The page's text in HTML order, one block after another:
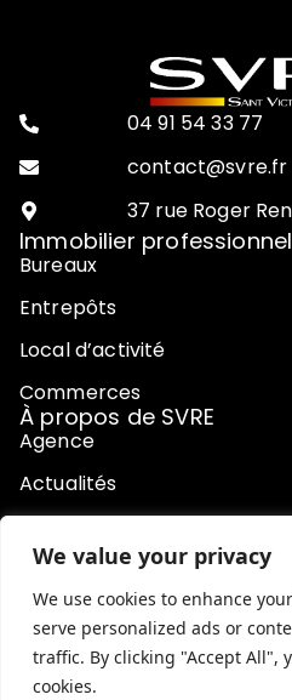
We value your privacy
We use cookies to enhance
serve personalized ads or
traffic. By clicking "Accept All",
cookies.
04 91 54 33 77
contact@svre.fr
37 rue Roger
Immobilier professionnel
Bureaux
Entrepôts
Local d’activité
Commerces
À propos de SVRE
Agence
Actualités
Honoraires